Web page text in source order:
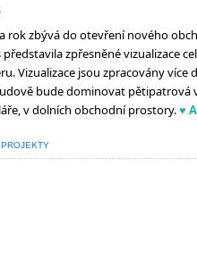
rok zbývá do otevření nového
představila zpřesněné vizualizace
Vizualizace jsou zpracovány
bude dominovat pětipatrová
v dolních obchodní prostory.♥
PROJEKTY